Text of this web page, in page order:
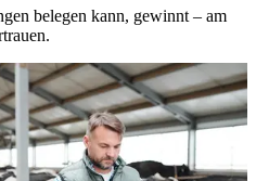
belegen kann, gewinnt – am